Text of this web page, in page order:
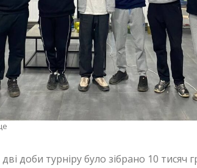
доби турніру було зібрано 10 тисяч